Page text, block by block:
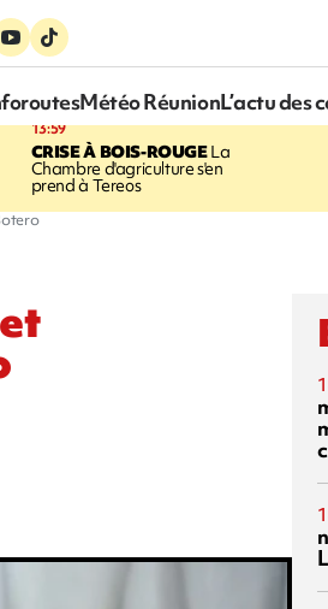
Météo RéunionL’actu des
13:59
CRISE À BOIS-ROUGELa
Chambre d'agriculture s'en
prend à Tereos